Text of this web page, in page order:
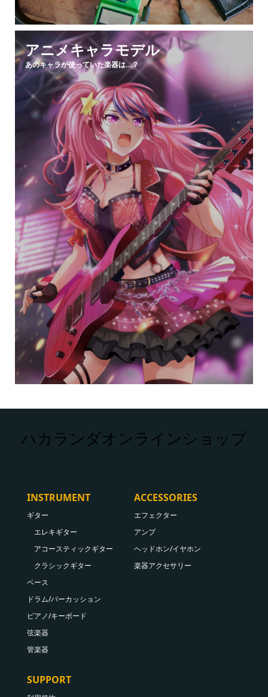
アニメキャラモデル
あのキャラが使っていた楽器は…？
ハカランダオンラインショップ
INSTRUMENT
ギター
エレキギター
アコースティックギター
クラシックギター
ベース
ドラム/パーカッション
ピアノ/キーボード
弦楽器
管楽器
ACCESSORIES
エフェクター
アンプ
ヘッドホン/イヤホン
楽器アクセサリー
SUPPORT